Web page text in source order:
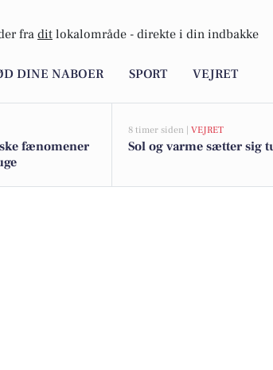
fra dit lokalområde - direkte i din indbakke
DINE NABOER SPORT VEJRET
fænomener
8 timer siden | VEJRET
Sol og varme sætter sig